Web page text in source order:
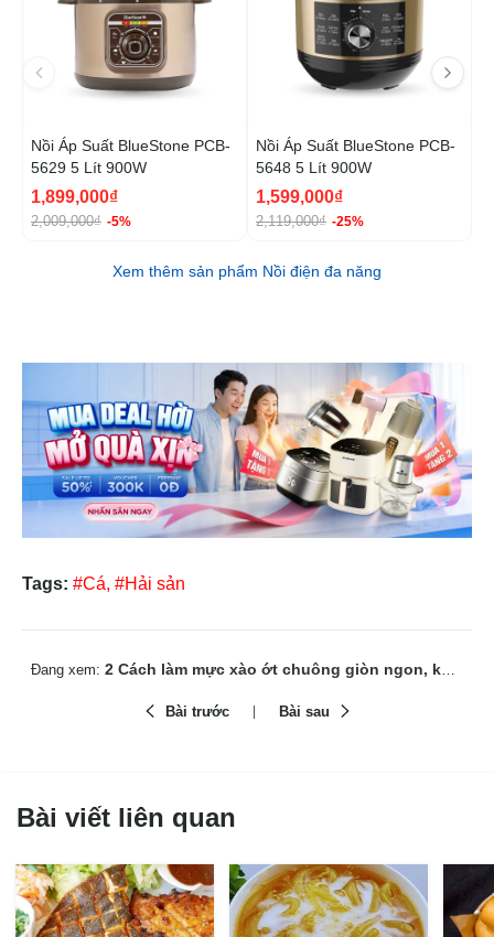
Nồi Áp Suất BlueStone PCB-
5629 5 Lít 900W
1,899,000₫
2,009,000₫ -5%
Nồi Áp Suất BlueStone PCB-
5648 5 Lít 900W
1,599,000₫
2,119,000₫ -25%
Xem thêm sản phẩm Nồi điện đa năng
Tags: #Cá, #Hải sản
Đang xem: 2 Cách làm mực xào ớt chuông giòn ngon, không ra nước
Bài trước Bài sau
Bài viết liên quan